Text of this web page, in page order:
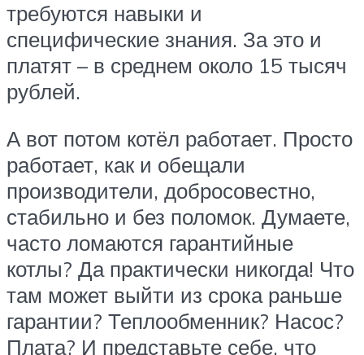
требуются навыки и
специфические знания. За это и
платят – в среднем около 15 тысяч
рублей.
А вот потом котёл работает. Просто
работает, как и обещали
производители, добросовестно,
стабильно и без поломок. Думаете,
часто ломаются гарантийные
котлы? Да практически никогда! Что
там может выйти из срока раньше
гарантии? Теплообменник? Насос?
Плата? И представьте себе, что